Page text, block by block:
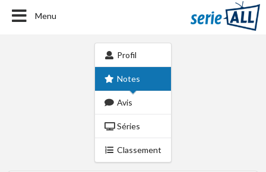
Menu
Profil
Notes
Avis
Séries
Classement